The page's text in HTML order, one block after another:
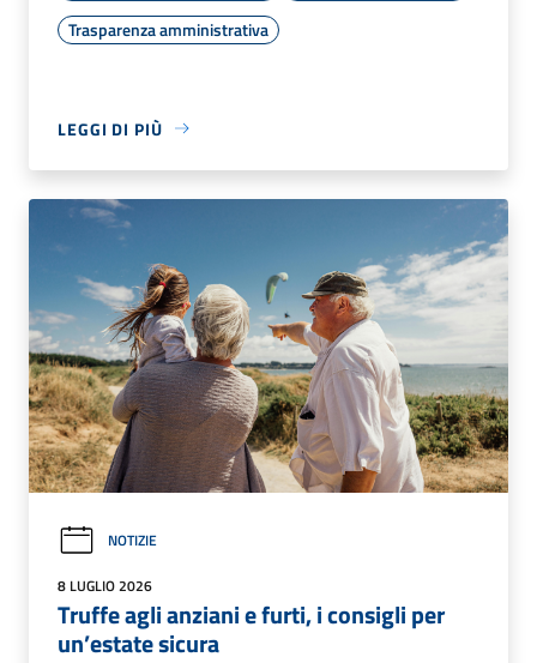
Trasparenza amministrativa
LEGGI DI PIÙ
NOTIZIE
8 LUGLIO 2026
Truffe agli anziani e furti, i consigli per
un’estate sicura